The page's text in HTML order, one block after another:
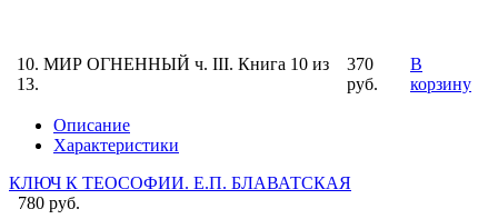
10. МИР ОГНЕННЫЙ ч. III. Книга 10 из
13.
370
руб.
В
корзину
Описание
Характеристики
КЛЮЧ К ТЕОСОФИИ. Е.П. БЛАВАТСКАЯ
780 руб.